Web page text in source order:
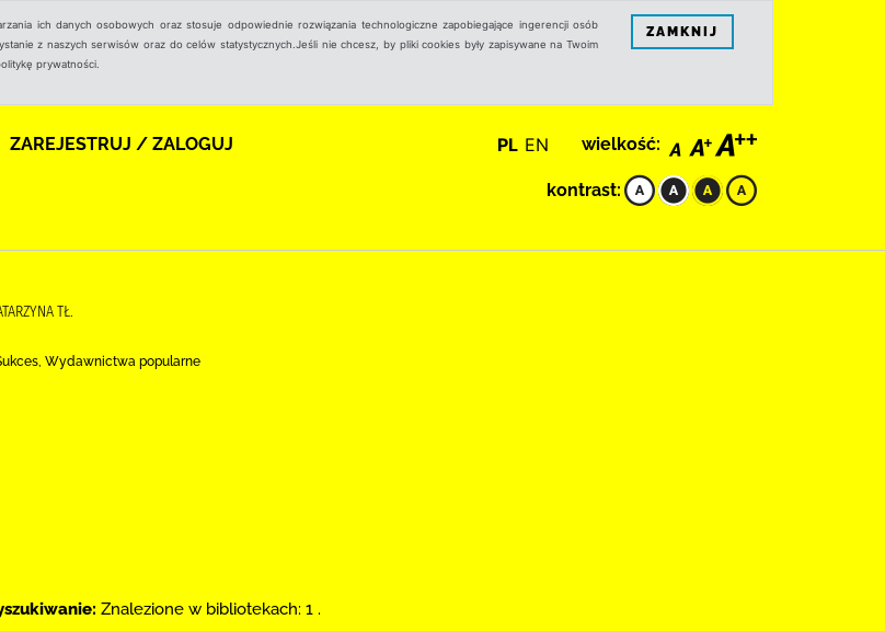
ich danych osobowych oraz stosuje odpowiednie rozwiązania technologiczne zapobiegające ingerencji osób
z naszych serwisów oraz do celów statystycznych.Jeśli nie chcesz, by pliki cookies były zapisywane na Twoim
prywatności.
ZAMKNIJ
ZAREJESTRUJ / ZALOGUJ PL EN wielkość:
kontrast:
TŁ.
Wydawnictwa popularne
Znalezione w bibliotekach: 1 .